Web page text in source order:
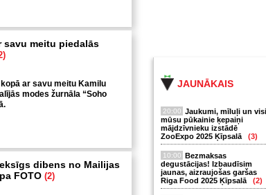
JAUNĀKAIS
20:00 Jaukumi, mīluļi un visi
mūsu pūkainie ķepaiņi
mājdzīvnieku izstādē
ZooExpo 2025 Ķīpsalā
(3)
10:00 Bezmaksas
degustācijas! Izbaudīsim
jaunas, aizraujošas garšas
Riga Food 2025 Ķīpsalā
(2)
savu meitu piedalās
ar savu meitu Kamilu
modes žurnāla “Soho
dibens no Mailijas
FOTO (2)